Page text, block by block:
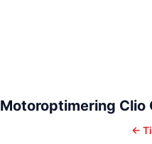
Motoroptimering Clio
←